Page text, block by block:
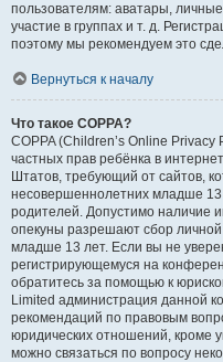
пользователям: аватары,
участие в группах и т. д.
поэтому мы рекомендуем это
Вернуться к началу
Что такое COPPA?
COPPA (Children’s Online
частных прав ребёнка в
Штатов, требующий от сайтов,
несовершеннолетних младше 13
родителей. Допустимо наличие
опекуны разрешают сбор
младше 13 лет. Если вы не
регистрирующемуся на
обратитесь за помощью к
Limited администрация данной
рекомендаций по правовым
юридических отношений, кроме
можно связаться по вопросу